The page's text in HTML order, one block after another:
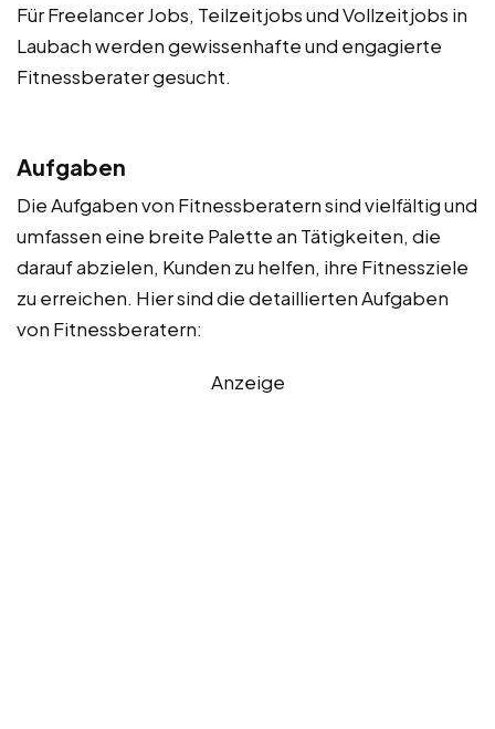
Für Freelancer Jobs, Teilzeitjobs und Vollzeitjobs in
Laubach werden gewissenhafte und engagierte
Fitnessberater gesucht.
Aufgaben
Die Aufgaben von Fitnessberatern sind vielfältig und
umfassen eine breite Palette an Tätigkeiten, die
darauf abzielen, Kunden zu helfen, ihre Fitnessziele
zu erreichen. Hier sind die detaillierten Aufgaben
von Fitnessberatern:
Anzeige